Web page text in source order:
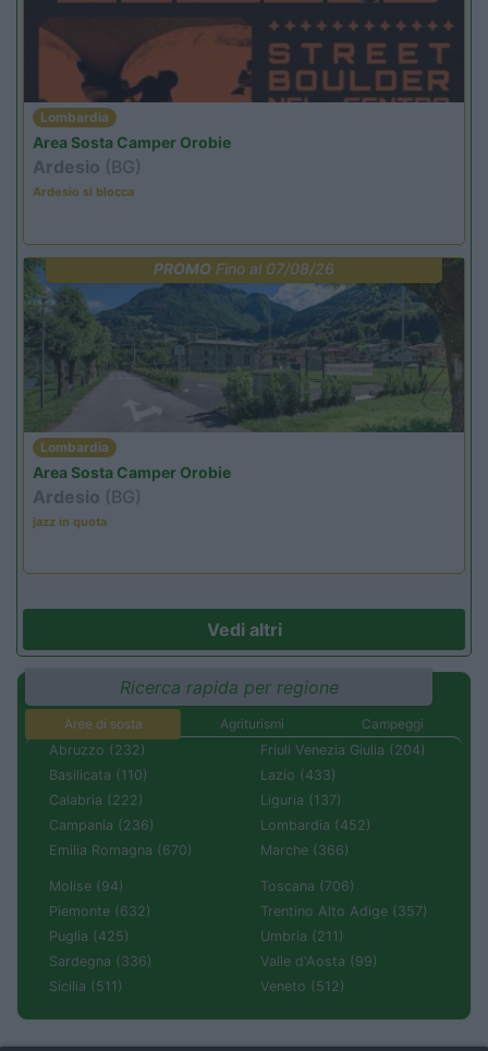
Lombardia
Area Sosta Camper Orobie
Ardesio (BG)
Ardesio si blocca
PROMOFino al 07/08/26
Lombardia
Area Sosta Camper Orobie
Ardesio (BG)
jazz in quota
Vedi altri
Ricerca rapida per regione
Aree di sosta Agriturismi
Campeggi
Abruzzo (232)
Basilicata (110)
Calabria (222)
Campania (236)
Emilia Romagna (670)
Friuli Venezia Giulia (204)
Lazio (433)
Liguria (137)
Lombardia (452)
Marche (366)
Molise (94)
Piemonte (632)
Puglia (425)
Sardegna (336)
Sicilia (511)
Toscana (706)
Trentino Alto Adige (357)
Umbria (211)
Valle d'Aosta (99)
Veneto (512)